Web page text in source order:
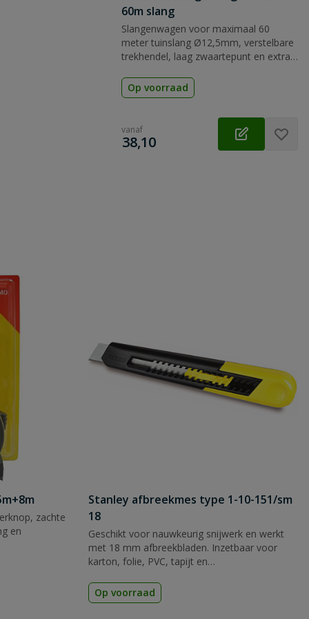
60m slang
Slangenwagen voor maximaal 60
meter tuinslang Ø12,5mm, verstelbare
trekhendel, laag zwaartepunt en extra
Op voorraad
vanaf
€
38,10
zachte
en
Stanley afbreekmes type 1-10-151/sm
18
Geschikt voor nauwkeurig snijwerk en werkt
met 18 mm afbreekbladen. Inzetbaar voor
karton, folie, PVC, tapijt en
Op voorraad